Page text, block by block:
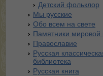
Детский фольклор
Мы русские
Обо всем на свете
Памятники мировой
Православие
Русская
библиотека
Русская книга